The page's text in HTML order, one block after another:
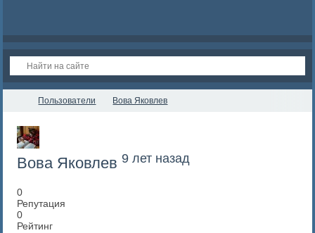
Пользователи Вова Яковлев
Вова Яковлев 9 лет назад
0
Репутация
0
Рейтинг